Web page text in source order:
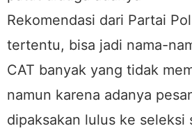
Rekomendasi dari Partai
tertentu, bisa jadi nama-
CAT banyak yang tidak
namun karena adanya
dipaksakan lulus ke seleksi